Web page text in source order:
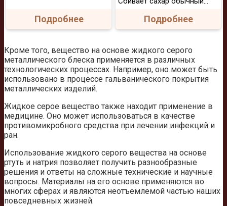
Подробнее Подробнее
Кроме того, вещество на основе жидкого серого
металлического блеска применяется в различных
технологических процессах. Например, оно может быть
использовано в процессе гальванического покрытия
металлических изделий.
Жидкое серое вещество также находит применение в
медицине. Оно может использоваться в качестве
противомикробного средства при лечении инфекций и
ран.
Использование жидкого серого вещества на основе
ртуть и натрия позволяет получить разнообразные
решения и ответы на сложные технические и научные
вопросы. Материалы на его основе применяются во
многих сферах и являются неотъемлемой частью наших
повседневных жизней.